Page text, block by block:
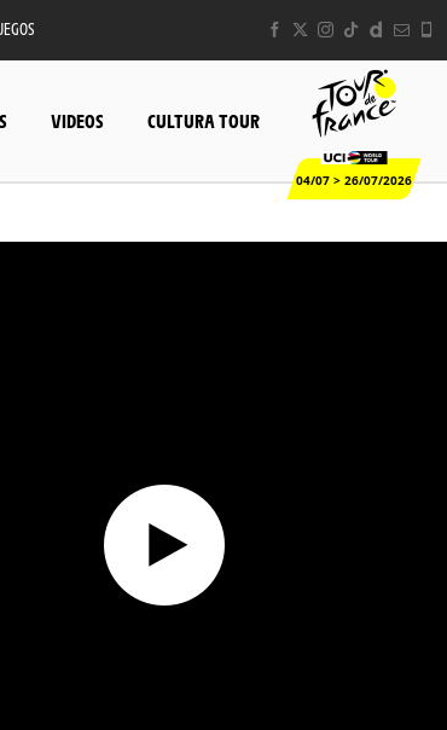
VIDEOS CULTURA TOUR
04/07 > 26/07/2026